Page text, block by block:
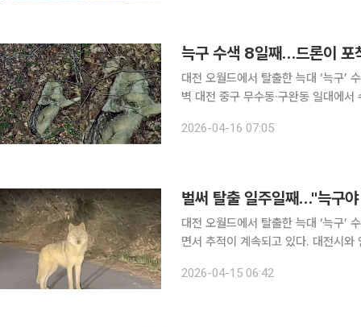
늑구 수색 8일째…드론이 포
대전 오월드에서 탈출한 늑대 ‘늑구’ 수색이 8일째 이어
벽 대전 중구 무수동·구완동 일대에서
띠를 형성해 늑구를 특정 지점으로 몰
2026-04-16 07:05
벌써 탈출 일주일째…"늑구
대전 오월드에서 탈출한 늑대 ‘늑구’
면서 추적이 계속되고 있다. 대전시와 연합뉴스 등에 따르면 늑구는 13~14일 오월드 인근 무수동·
2026-04-15 06:42